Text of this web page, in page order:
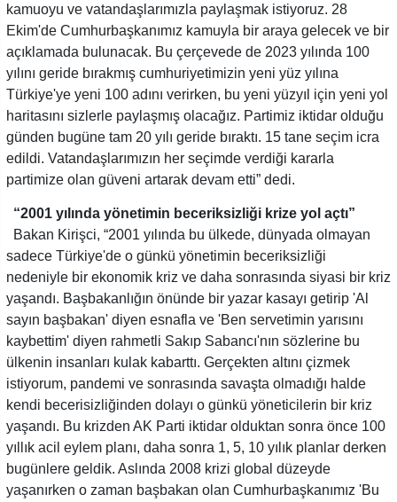
kamuoyu ve vatandaşlarımızla paylaşmak istiyoruz. 28
Ekim'de Cumhurbaşkanımız kamuyla bir araya gelecek ve bir
açıklamada bulunacak. Bu çerçevede de 2023 yılında 100
yılını geride bırakmış cumhuriyetimizin yeni yüz yılına
Türkiye'ye yeni 100 adını verirken, bu yeni yüzyıl için yeni yol
haritasını sizlerle paylaşmış olacağız. Partimiz iktidar olduğu
günden bugüne tam 20 yılı geride bıraktı. 15 tane seçim icra
edildi. Vatandaşlarımızın her seçimde verdiği kararla
partimize olan güveni artarak devam etti” dedi.
“2001 yılında yönetimin beceriksizliği krize yol açtı”
Bakan Kirişci, “2001 yılında bu ülkede, dünyada olmayan
sadece Türkiye'de o günkü yönetimin beceriksizliği
nedeniyle bir ekonomik kriz ve daha sonrasında siyasi bir kriz
yaşandı. Başbakanlığın önünde bir yazar kasayı getirip 'Al
sayın başbakan' diyen esnafla ve 'Ben servetimin yarısını
kaybettim' diyen rahmetli Sakıp Sabancı'nın sözlerine bu
ülkenin insanları kulak kabarttı. Gerçekten altını çizmek
istiyorum, pandemi ve sonrasında savaşta olmadığı halde
kendi becerisizliğinden dolayı o günkü yöneticilerin bir kriz
yaşandı. Bu krizden AK Parti iktidar olduktan sonra önce 100
yıllık acil eylem planı, daha sonra 1, 5, 10 yılık planlar derken
bugünlere geldik. Aslında 2008 krizi global düzeyde
yaşanırken o zaman başbakan olan Cumhurbaşkanımız 'Bu